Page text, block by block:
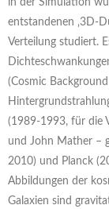
in der Simulation
entstandenen ‚3D-
Verteilung studiert.
(Cosmic
(1989-1993, für die
und John Mather –
2010) und Planck
Abbildungen der
Galaxien sind